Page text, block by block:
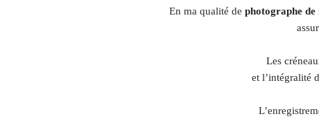
En ma qualité de photographe
Les
et l’intégralité